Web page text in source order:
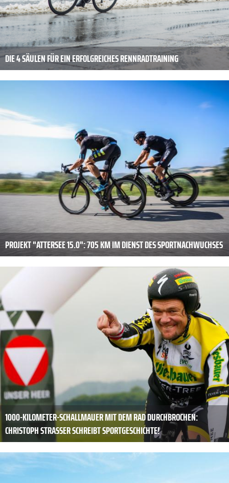
DIE 4 SÄULEN FÜR EIN ERFOLGREICHES RENNRADTRAINING
PROJEKT "ATTERSEE 15.0": 705 KM IM DIENST DES SPORTNACHWUCHSES
1000-KILOMETER-SCHALLMAUER MIT DEM RAD DURCHBROCHEN:
CHRISTOPH STRASSER SCHREIBT SPORTGESCHICHTE!